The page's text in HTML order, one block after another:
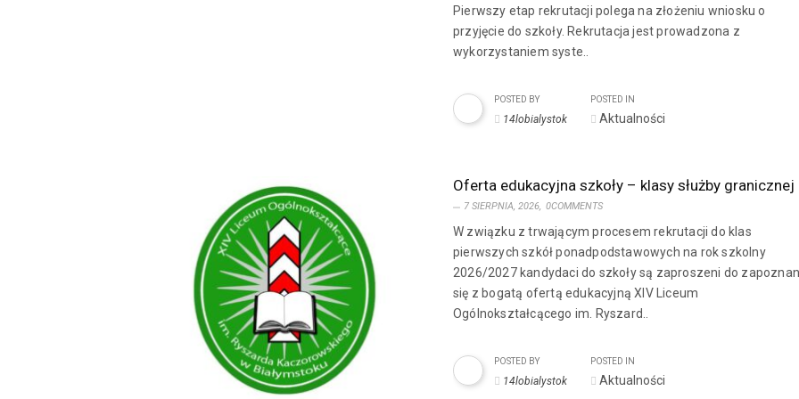
Pierwszy etap rekrutacji polega na złożeniu wniosku o
przyjęcie do szkoły. Rekrutacja jest prowadzona z
wykorzystaniem syste..
POSTED BY
14lobialystok
POSTED IN
Aktualności
Oferta edukacyjna szkoły – klasy służby granicznej
7 SIERPNIA, 2026, 0COMMENTS
W związku z trwającym procesem rekrutacji do klas
pierwszych szkół ponadpodstawowych na rok szkolny
2026/2027 kandydaci do szkoły są zaproszeni do
się z bogatą ofertą edukacyjną XIV Liceum
Ogólnokształcącego im. Ryszard..
POSTED BY
14lobialystok
POSTED IN
Aktualności